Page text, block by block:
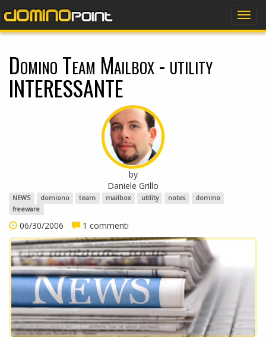
Domino Team Mailbox - utility
INTERESSANTE
by
Daniele Grillo
NEWS domiono team mailbox utility notes
domino
freeware
06/30/2006 1 commenti